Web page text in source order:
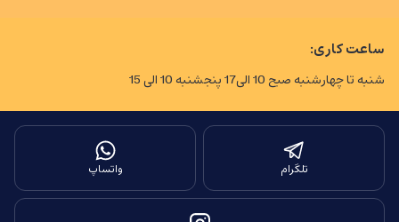
ساعت کاری:
شنبه تا چهارشنبه صبح 10 الی17 پنجشنبه 10 الی 15
تلگرام واتساپ